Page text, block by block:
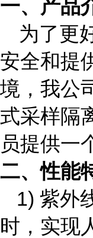
一、 产品
为了更
安全和提
境，我公
式采样隔
员提供一
二、性能
1) 紫外
时，实现